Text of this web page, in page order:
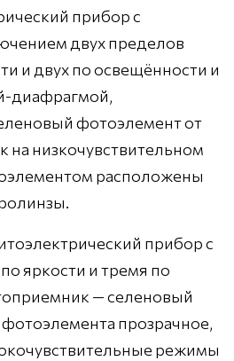
прибор с
двух пределов
и двух по освещённости и
диафрагмой,
фотоэлемент от
на низкочувствительном
расположены
прибор с
яркости и тремя по
— селеновый
прозрачное,
режимы